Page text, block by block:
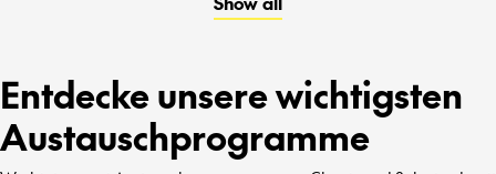
Entdecke unsere wichtigsten
Austauschprogramme